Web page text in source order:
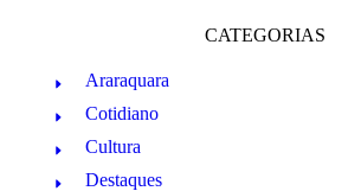
CATEGORIAS
Araraquara
Cotidiano
Cultura
Destaques